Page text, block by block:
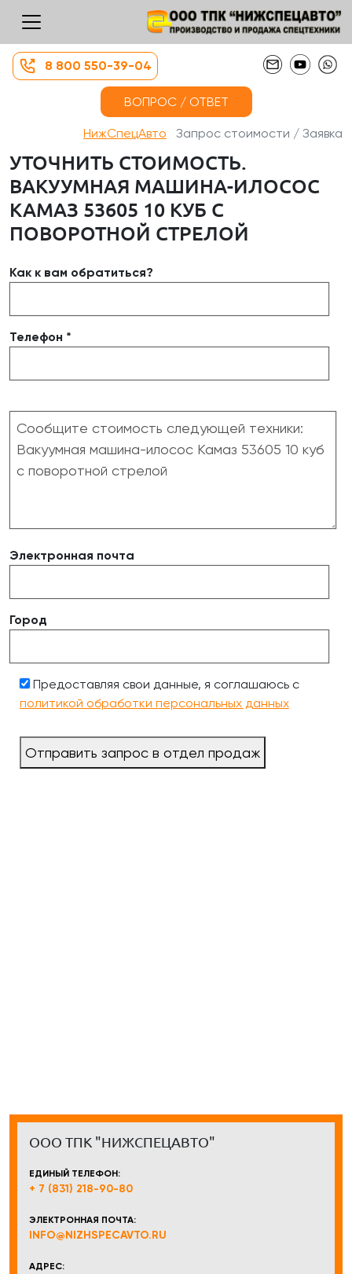
8 800 550-39-04
ВОПРОС / ОТВЕТ
НижСпецАвто Запрос стоимости / Заявка
УТОЧНИТЬ СТОИМОСТЬ.
ВАКУУМНАЯ МАШИНА-ИЛОСОС
КАМАЗ 53605 10 КУБ С
ПОВОРОТНОЙ СТРЕЛОЙ
Как к вам обратиться?
Телефон *
Электронная почта
Город
Предоставляя свои данные, я соглашаюсь с
политикой обработки персональных данных
Отправить запрос в отдел продаж
ООО ТПК "НИЖСПЕЦАВТО"
ЕДИНЫЙ ТЕЛЕФОН:
+ 7 (831) 218-90-80
ЭЛЕКТРОННАЯ ПОЧТА:
INFO@NIZHSPECAVTO.RU
АДРЕС: